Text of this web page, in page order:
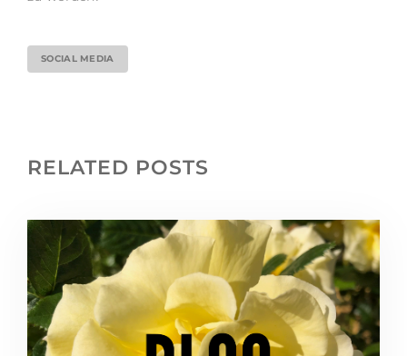
SOCIAL MEDIA
RELATED POSTS